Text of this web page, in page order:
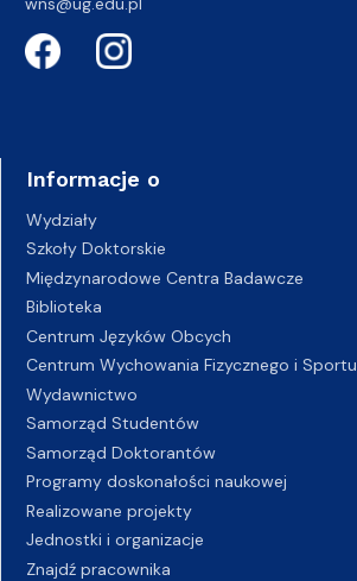
Informacje o
Wydziały
Szkoły Doktorskie
Międzynarodowe Centra Badawcze
Biblioteka
Centrum Języków Obcych
Centrum Wychowania Fizycznego i Sportu
Wydawnictwo
Samorząd Studentów
Samorząd Doktorantów
Programy doskonałości naukowej
Realizowane projekty
Jednostki i organizacje
Znajdź pracownika